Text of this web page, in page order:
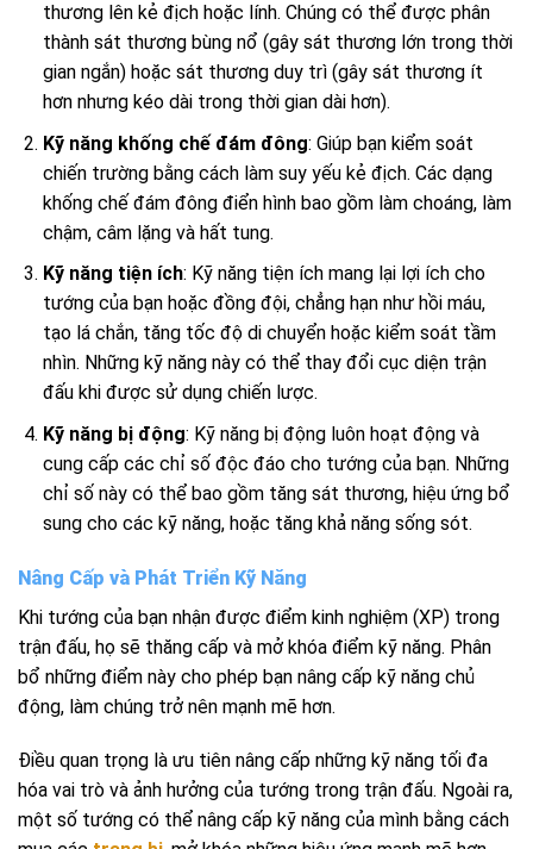
thương lên kẻ địch hoặc lính. Chúng có thể được phân
thành sát thương bùng nổ (gây sát thương lớn trong thời
gian ngắn) hoặc sát thương duy trì (gây sát thương ít
hơn nhưng kéo dài trong thời gian dài hơn).
Kỹ năng khống chế đám đông: Giúp bạn kiểm soát
chiến trường bằng cách làm suy yếu kẻ địch. Các dạng
khống chế đám đông điển hình bao gồm làm choáng, làm
chậm, câm lặng và hất tung.
Kỹ năng tiện ích: Kỹ năng tiện ích mang lại lợi ích cho
tướng của bạn hoặc đồng đội, chẳng hạn như hồi máu,
tạo lá chắn, tăng tốc độ di chuyển hoặc kiểm soát tầm
nhìn. Những kỹ năng này có thể thay đổi cục diện trận
đấu khi được sử dụng chiến lược.
Kỹ năng bị động: Kỹ năng bị động luôn hoạt động và
cung cấp các chỉ số độc đáo cho tướng của bạn. Những
chỉ số này có thể bao gồm tăng sát thương, hiệu ứng bổ
sung cho các kỹ năng, hoặc tăng khả năng sống sót.
Nâng Cấp và Phát Triển Kỹ Năng
Khi tướng của bạn nhận được điểm kinh nghiệm (XP) trong
trận đấu, họ sẽ thăng cấp và mở khóa điểm kỹ năng. Phân
bổ những điểm này cho phép bạn nâng cấp kỹ năng chủ
động, làm chúng trở nên mạnh mẽ hơn.
Điều quan trọng là ưu tiên nâng cấp những kỹ năng tối đa
hóa vai trò và ảnh hưởng của tướng trong trận đấu. Ngoài ra,
một số tướng có thể nâng cấp kỹ năng của mình bằng cách